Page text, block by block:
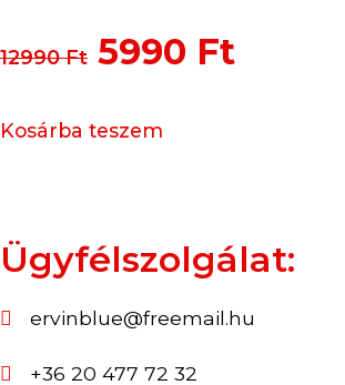
12990Ft 5990 Ft
Kosárba teszem
Ügyfélszolgálat:
ervinblue@freemail.hu
+36 20 477 72 32